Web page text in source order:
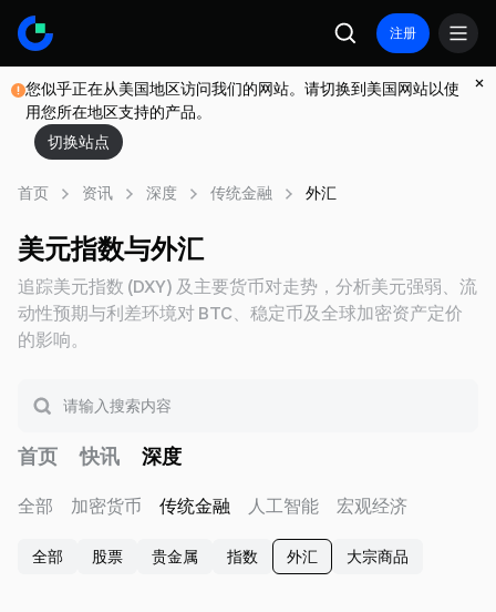
注册
您似乎正在从美国地区访问我们的网站。请切换到美国网站以使
用您所在地区支持的产品。
切换站点
首页 资讯 深度 传统金融 外汇
美元指数与外汇
追踪美元指数 (DXY) 及主要货币对走势，分析美元强弱、流
动性预期与利差环境对 BTC、稳定币及全球加密资产定价
的影响。
首页 快讯 深度
全部 加密货币 传统金融 人工智能 宏观经济
全部 股票 贵金属 指数 外汇 大宗商品